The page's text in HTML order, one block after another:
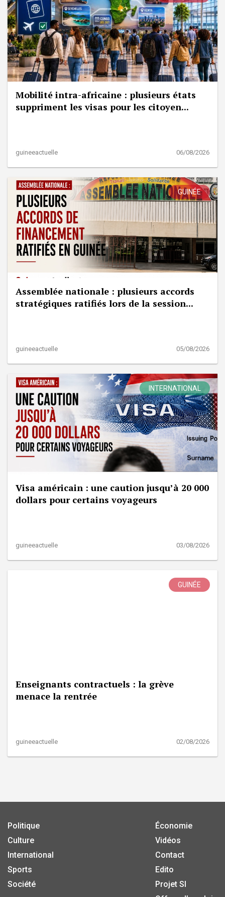
Mobilité intra-africaine : plusieurs états
suppriment les visas pour les citoyen...
guineeactuelle 06/08/2026
GUINÉE
Assemblée nationale : plusieurs accords
stratégiques ratifiés lors de la session...
guineeactuelle 05/08/2026
INTERNATIONAL
Visa américain : une caution jusqu’à 20 000
dollars pour certains voyageurs
guineeactuelle 03/08/2026
GUINÉE
Enseignants contractuels : la grève
menace la rentrée
guineeactuelle 02/08/2026
Politique
Culture
International
Sports
Société
Économie
Vidéos
Contact
Edito
Projet SI